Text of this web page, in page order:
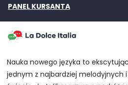
PANEL KURSANTA
Nauka nowego języka to
jednym z najbardziej melodyjnych